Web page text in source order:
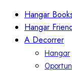
Hangar
Hangar
A Decorrer
Hangar